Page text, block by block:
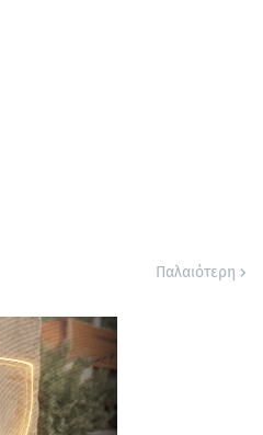
Παλαιότερη